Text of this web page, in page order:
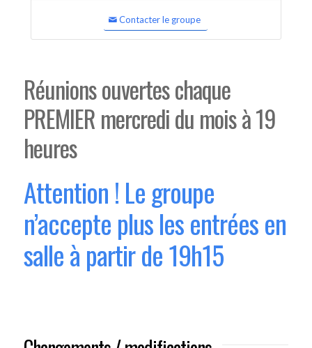
Contacter le groupe
Réunions ouvertes chaque
PREMIER mercredi du mois à 19
heures
Attention ! Le groupe
n’accepte plus les entrées en
salle à partir de 19h15